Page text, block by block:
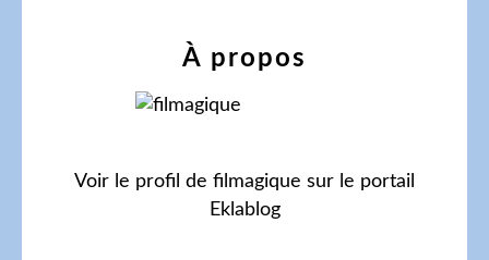
À propos
Voir le profil de filmagique sur le portail
Eklablog